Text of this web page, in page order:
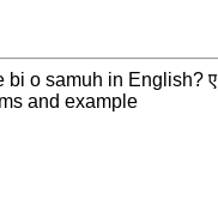
bi o samuh in English? ए
and example